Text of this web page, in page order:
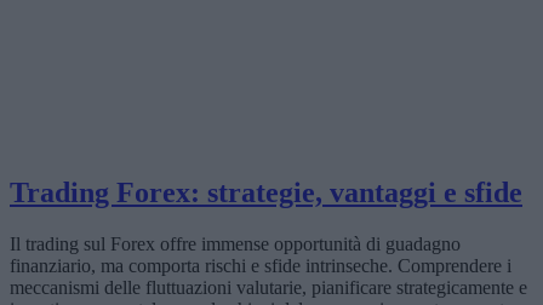
Trading Forex: strategie, vantaggi e sfide
Il trading sul Forex offre immense opportunità di guadagno
finanziario, ma comporta rischi e sfide intrinseche. Comprendere i
meccanismi delle fluttuazioni valutarie, pianificare strategicamente e